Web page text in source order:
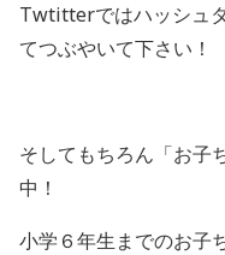
Twtitterではハッシュ
てつぶやいて下さい！
そしてもちろん「お子
中！
小学６年生までのお子